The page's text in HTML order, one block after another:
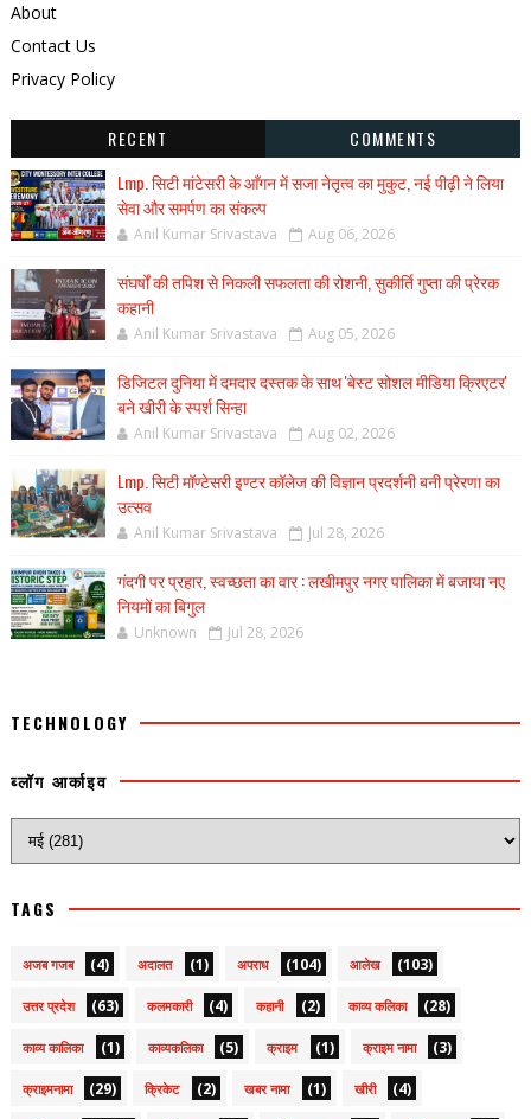
About
Contact Us
Privacy Policy
RECENT
COMMENTS
Lmp. सिटी मांटेसरी के आँगन में सजा नेतृत्व का मुकुट, नई पीढ़ी ने लिया
सेवा और समर्पण का संकल्प
Anil Kumar Srivastava Aug 06, 2026
संघर्षों की तपिश से निकली सफलता की रोशनी, सुकीर्ति गुप्ता की प्रेरक
कहानी
Anil Kumar Srivastava Aug 05, 2026
डिजिटल दुनिया में दमदार दस्तक के साथ 'बेस्ट सोशल मीडिया क्रिएटर'
बने खीरी के स्पर्श सिन्हा
Anil Kumar Srivastava Aug 02, 2026
Lmp. सिटी मॉण्टेसरी इण्टर कॉलेज की विज्ञान प्रदर्शनी बनी प्रेरणा का
उत्सव
Anil Kumar Srivastava Jul 28, 2026
गंदगी पर प्रहार, स्वच्छता का वार : लखीमपुर नगर पालिका में बजाया नए
नियमों का बिगुल
Unknown Jul 28, 2026
TECHNOLOGY
ब्लॉग आर्काइव
TAGS
अजब गजब (4) अदालत (1) अपराध (104) आलेख (103)
उत्तर प्रदेश (63) कलमकारी (4) कहानी (2) काव्य कलिका (28)
काव्य कालिका (1) काव्यकलिका (5) क्राइम (1) क्राइम नामा (3)
क्राइमनामा (29) क्रिकेट (2) खबर नामा (1) खीरी (4)